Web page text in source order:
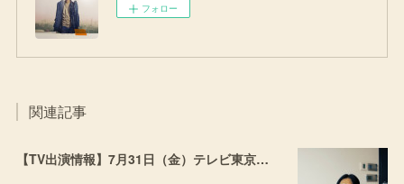
フォロー
関連記事
【TV出演情報】7月31日（金）テレビ東京「流派-R since2001」